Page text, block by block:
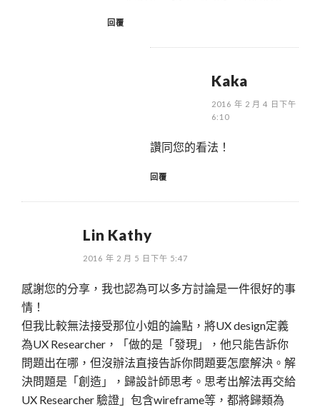
回覆
Kaka
2016 年 2 月 4 日下午
6:10
讚同您的看法！
回覆
Lin Kathy
2016 年 2 月 5 日下午 5:47
感謝您的分享，我也認為可以多方討論是一件很好的事
情！
但我比較無法接受那位小姐的論點，將UX design定義
為UX Researcher，「做的是「發現」，他只能告訴你
問題出在哪，但沒辦法直接告訴你問題要怎麼解決。解
決問題是「創造」，歸設計師思考。思考出解法再交給
UX Researcher 驗證」包含wireframe等，都將歸類為